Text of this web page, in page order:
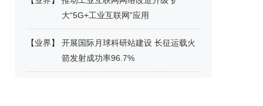
大“5G+工业互联网”应用
【业界】
开展国际月球科研站建设 长征运载火
箭发射成功率96.7%